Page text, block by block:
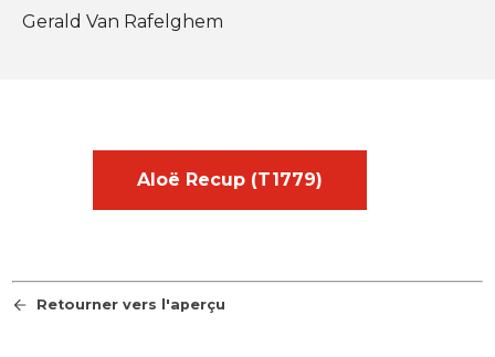
Gerald Van Rafelghem
Aloë Recup (T1779)
Retourner vers l'aperçu